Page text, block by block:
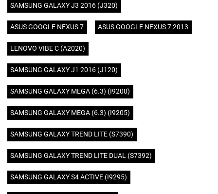
SAMSUNG GALAXY J3 2016 (J320)
ASUS GOOGLE NEXUS 7 ASUS GOOGLE NEXUS 7 2013
LENOVO VIBE C (A2020)
SAMSUNG GALAXY J1 2016 (J120)
SAMSUNG GALAXY MEGA (6.3) (I9200)
SAMSUNG GALAXY MEGA (6.3) (I9205)
SAMSUNG GALAXY TREND LITE (S7390)
SAMSUNG GALAXY TREND LITE DUAL (S7392)
SAMSUNG GALAXY S4 ACTIVE (I9295)